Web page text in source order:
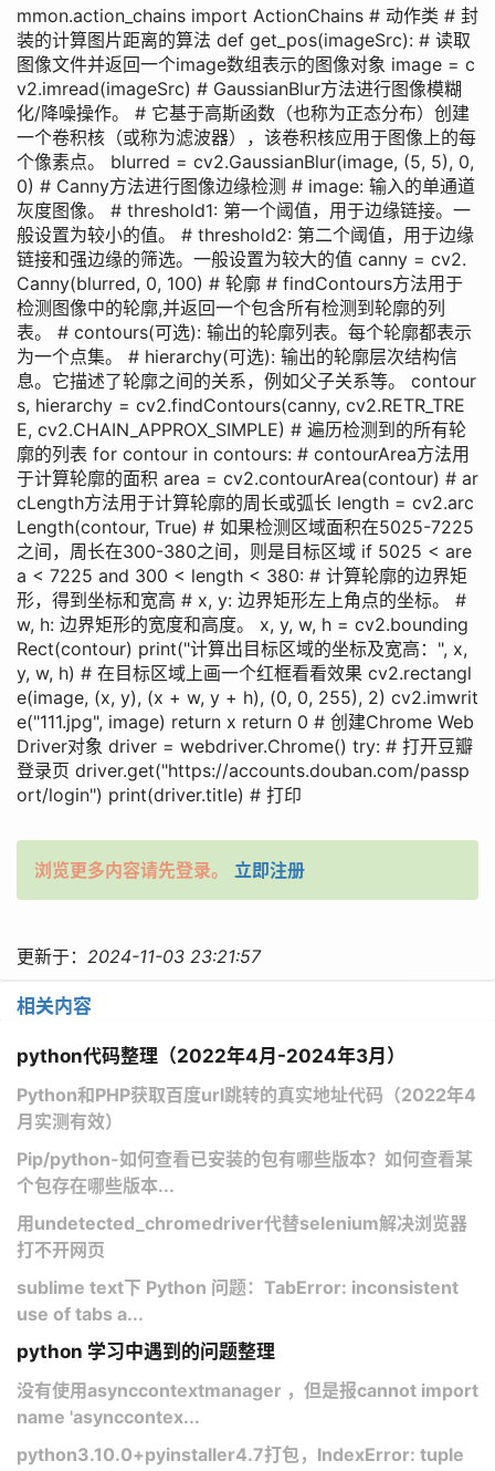
mmon.action_chains import ActionChains # 动作类 # 封
装的计算图片距离的算法 def get_pos(imageSrc): # 读取
图像文件并返回一个image数组表示的图像对象 image = c
v2.imread(imageSrc) # GaussianBlur方法进行图像模糊
化/降噪操作。 # 它基于高斯函数（也称为正态分布）创建
一个卷积核（或称为滤波器），该卷积核应用于图像上的每
个像素点。 blurred = cv2.GaussianBlur(image, (5, 5), 0,
0) # Canny方法进行图像边缘检测 # image: 输入的单通道
灰度图像。 # threshold1: 第一个阈值，用于边缘链接。一
般设置为较小的值。 # threshold2: 第二个阈值，用于边缘
链接和强边缘的筛选。一般设置为较大的值 canny = cv2.
Canny(blurred, 0, 100) # 轮廓 # findContours方法用于
检测图像中的轮廓,并返回一个包含所有检测到轮廓的列
表。 # contours(可选): 输出的轮廓列表。每个轮廓都表示
为一个点集。 # hierarchy(可选): 输出的轮廓层次结构信
息。它描述了轮廓之间的关系，例如父子关系等。 contour
s, hierarchy = cv2.findContours(canny, cv2.RETR_TRE
E, cv2.CHAIN_APPROX_SIMPLE) # 遍历检测到的所有轮
廓的列表 for contour in contours: # contourArea方法用
于计算轮廓的面积 area = cv2.contourArea(contour) # ar
cLength方法用于计算轮廓的周长或弧长 length = cv2.arc
Length(contour, True) # 如果检测区域面积在5025-7225
之间，周长在300-380之间，则是目标区域 if 5025 < are
a < 7225 and 300 < length < 380: # 计算轮廓的边界矩
形，得到坐标和宽高 # x, y: 边界矩形左上角点的坐标。 #
w, h: 边界矩形的宽度和高度。 x, y, w, h = cv2.bounding
Rect(contour) print("计算出目标区域的坐标及宽高：", x,
y, w, h) # 在目标区域上画一个红框看看效果 cv2.rectangl
e(image, (x, y), (x + w, y + h), (0, 0, 255), 2) cv2.imwrit
e("111.jpg", image) return x return 0 # 创建Chrome Web
Driver对象 driver = webdriver.Chrome() try: # 打开豆瓣
登录页 driver.get("https://accounts.douban.com/passp
ort/login") print(driver.title) # 打印
浏览更多内容请先登录。 立即注册
更新于： 2024-11-03 23:21:57
相关内容
python代码整理（2022年4月-2024年3月）
Python和PHP获取百度url跳转的真实地址代码（2022年4
月实测有效）
Pip/python-如何查看已安装的包有哪些版本？如何查看某
个包存在哪些版本...
用undetected_chromedriver代替selenium解决浏览器
打不开网页
sublime text下 Python 问题：TabError: inconsistent
use of tabs a...
python 学习中遇到的问题整理
没有使用asynccontextmanager ，但是报cannot import
name 'asynccontex...
python3.10.0+pyinstaller4.7打包，IndexError: tuple